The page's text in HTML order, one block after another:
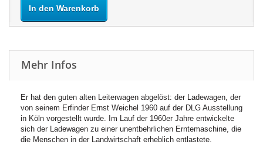
In den Warenkorb
Mehr Infos
Er hat den guten alten Leiterwagen abgelöst: der Ladewagen, der
von seinem Erfinder Ernst Weichel 1960 auf der DLG Ausstellung
in Köln vorgestellt wurde. Im Lauf der 1960er Jahre entwickelte
sich der Ladewagen zu einer unentbehrlichen Erntemaschine, die
die Menschen in der Landwirtschaft erheblich entlastete.